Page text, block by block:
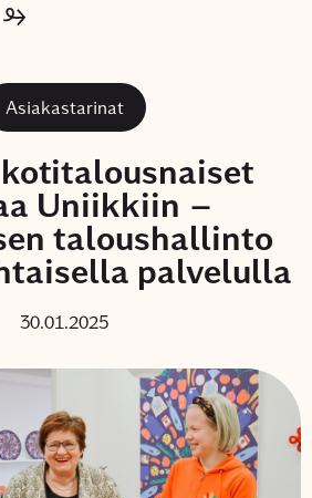
Asiakastarinat
Uniikkiin –
taloushallinto
palvelulla
30.01.2025